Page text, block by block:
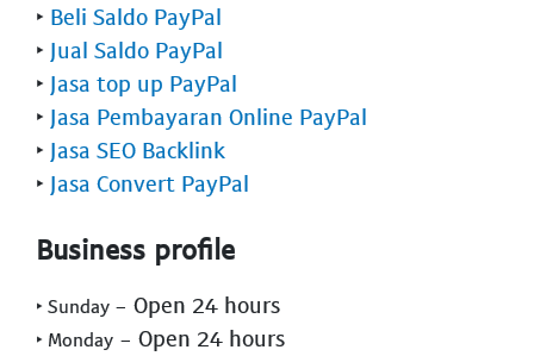
‣ Beli Saldo PayPal
‣ Jual Saldo PayPal
‣ Jasa top up PayPal
‣ Jasa Pembayaran Online PayPal
‣ Jasa SEO Backlink
‣ Jasa Convert PayPal
Business profile
‣ Sunday - Open 24 hours
‣ Monday - Open 24 hours